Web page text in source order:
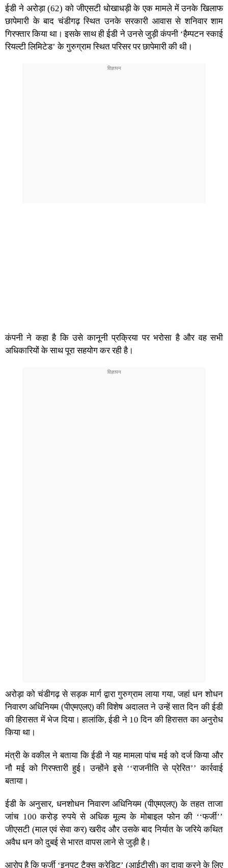
ईडी ने अरोड़ा (62) को जीएसटी धोखाधड़ी के एक मामले में उनके खिलाफ
छापेमारी के बाद चंडीगढ़ स्थित उनके सरकारी आवास से शनिवार शाम
गिरफ्तार किया था। इसके साथ ही ईडी ने उनसे जुड़ी कंपनी ‘हैम्पटन स्काई
रियल्टी लिमिटेड’ के गुरुग्राम स्थित परिसर पर छापेमारी की थी।
कंपनी ने कहा है कि उसे कानूनी प्रक्रिया पर भरोसा है और वह सभी
अधिकारियों के साथ पूरा सहयोग कर रही है।
अरोड़ा को चंडीगढ़ से सड़क मार्ग द्वारा गुरुग्राम लाया गया, जहां धन शोधन
निवारण अधिनियम (पीएमएलए) की विशेष अदालत ने उन्हें सात दिन की ईडी
की हिरासत में भेज दिया। हालांकि, ईडी ने 10 दिन की हिरासत का अनुरोध
किया था।
मंत्री के वकील ने बताया कि ईडी ने यह मामला पांच मई को दर्ज किया और
नौ मई को गिरफ्तारी हुई। उन्होंने इसे ‘‘राजनीति से प्रेरित’’ कार्रवाई
बताया।
ईडी के अनुसार, धनशोधन निवारण अधिनियम (पीएमएलए) के तहत ताजा
जांच 100 करोड़ रुपये से अधिक मूल्य के मोबाइल फोन की ‘‘फर्जी’’
जीएसटी (माल एवं सेवा कर) खरीद और उसके बाद निर्यात के जरिये कथित
अवैध धन को दुबई से भारत वापस लाने से जुड़ी है।
आरोप है कि फर्जी ‘इनपुट टैक्स क्रेडिट’ (आईटीसी) का दावा करने के लिए